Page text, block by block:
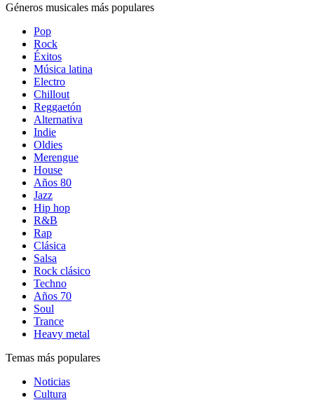
Géneros musicales más populares
Pop
Rock
Éxitos
Música latina
Electro
Chillout
Reggaetón
Alternativa
Indie
Oldies
Merengue
House
Años 80
Jazz
Hip hop
R&B
Rap
Clásica
Salsa
Rock clásico
Techno
Años 70
Soul
Trance
Heavy metal
Temas más populares
Noticias
Cultura